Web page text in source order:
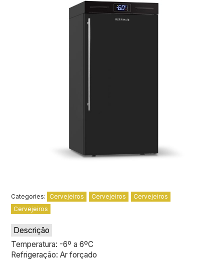
Categories: Cervejeiros Cervejeiros
Cervejeiros
Cervejeiros
Descrição
Temperatura: -6º a 6ºC
Refrigeração: Ar forçado